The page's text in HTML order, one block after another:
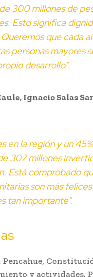
300 millones de
Esto significa
que cada
personas mayores
desarrollo”.
Ignacio Salas
en la región y un
307 millones
Está comprobado
son más
tan importante”.
Pencahue,
y actividades.